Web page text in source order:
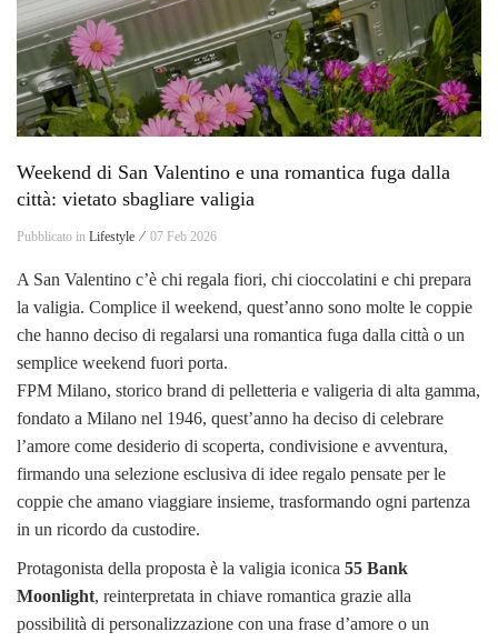
Weekend di San Valentino e una romantica fuga dalla
città: vietato sbagliare valigia
Pubblicato in Lifestyle ⁄ 07 Feb 2026
A San Valentino c’è chi regala fiori, chi cioccolatini e chi prepara
la valigia. Complice il weekend, quest’anno sono molte le coppie
che hanno deciso di regalarsi una romantica fuga dalla città o un
semplice weekend fuori porta.
FPM Milano, storico brand di pelletteria e valigeria di alta gamma,
fondato a Milano nel 1946, quest’anno ha deciso di celebrare
l’amore come desiderio di scoperta, condivisione e avventura,
firmando una selezione esclusiva di idee regalo pensate per le
coppie che amano viaggiare insieme, trasformando ogni partenza
in un ricordo da custodire.
Protagonista della proposta è la valigia iconica 55 Bank
Moonlight, reinterpretata in chiave romantica grazie alla
possibilità di personalizzazione con una frase d’amore o un